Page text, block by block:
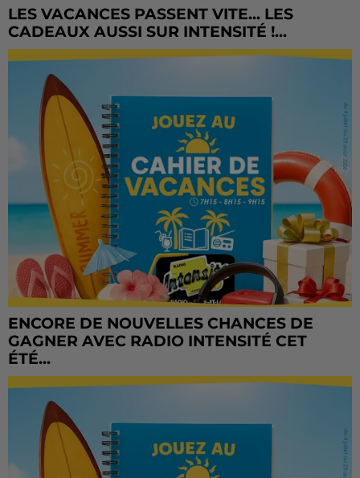
LES VACANCES PASSENT VITE... LES
CADEAUX AUSSI SUR INTENSITÉ !...
ENCORE DE NOUVELLES CHANCES DE
GAGNER AVEC RADIO INTENSITÉ CET
ÉTÉ...